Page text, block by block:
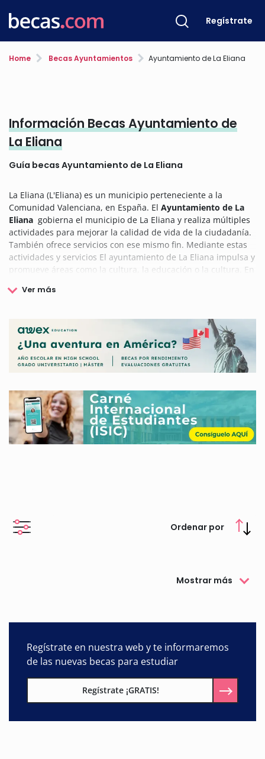
Regístrate
Home Becas Ayuntamientos Ayuntamiento de La Eliana
Información Becas Ayuntamiento de
La Eliana
Guía becas Ayuntamiento de La Eliana
La Eliana (L'Eliana) es un municipio perteneciente a la
Comunidad Valenciana, en España. El Ayuntamiento de La
Eliana gobierna el municipio de La Eliana y realiza múltiples
actividades para mejorar la calidad de vida de la ciudadanía.
También ofrece servicios con ese mismo fin. Mediante estas
actividades y servicios El ayuntamiento de La Eliana impulsa y
promueve áreas como la cultura, la educación o la cultura. En
subvenciones y becas para intentar que todos las personas
área de educación, convoca becas que podrás consultar en
nuestra web.
Consulta aquí todas las becas del ayuntamiento de La Eliana.
Ordenar por
Mostrar más
Regístrate en nuestra web y te informaremos
de las nuevas becas para estudiar
Regístrate ¡GRATIS!